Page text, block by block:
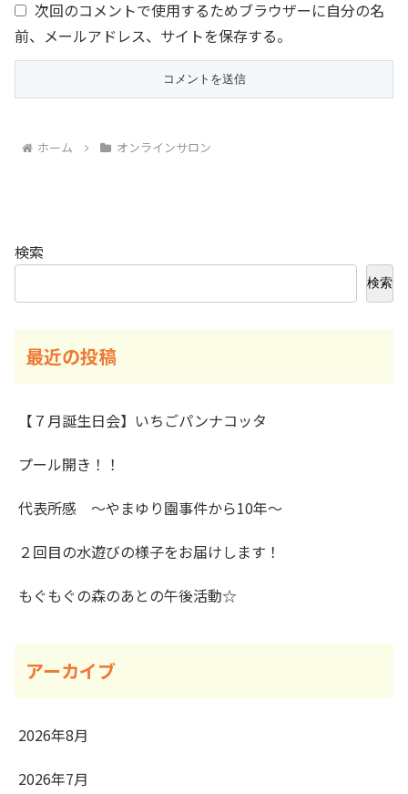
次回のコメントで使用するためブラウザーに自分の名
前、メールアドレス、サイトを保存する。
ホーム オンラインサロン
検索
検索
最近の投稿
【７月誕生日会】いちごパンナコッタ
プール開き！！
代表所感 ～やまゆり園事件から10年～
２回目の水遊びの様子をお届けします！
もぐもぐの森のあとの午後活動☆
アーカイブ
2026年8月
2026年7月